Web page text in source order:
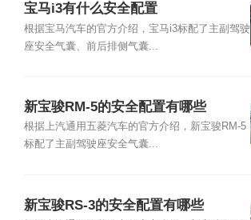
宝马i3有什么安全配置
根据宝马汽车的官方介绍，宝马i3标配了主副驾驶
座安全气囊、前后排侧气囊...
新宝骏RM-5的安全配置有哪些
根据上汽通用五菱汽车的官方介绍，新宝骏RM-5
标配了主副驾驶座安全气囊...
新宝骏RS-3的安全配置有哪些